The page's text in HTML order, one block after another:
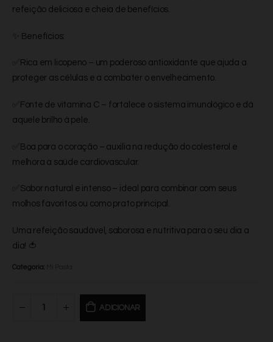
refeição deliciosa e cheia de benefícios.
✨ Benefícios:
✅Rica em licopeno – um poderoso antioxidante que ajuda a
proteger as células e a combater o envelhecimento.
✅Fonte de vitamina C – fortalece o sistema imunológico e dá
aquele brilho à pele.
✅Boa para o coração – auxilia na redução do colesterol e
melhora a saúde cardiovascular.
✅Sabor natural e intenso – ideal para combinar com seus
molhos favoritos ou como prato principal.
Uma refeição saudável, saborosa e nutritiva para o seu dia a
dia! 🍅
Categoria:
ADICIONAR